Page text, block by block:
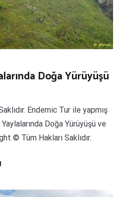
Doğa Yürüyüşü
Endemic Tur ile yapmış
Doğa Yürüyüşü ve
© Tüm Hakları Saklıdır.